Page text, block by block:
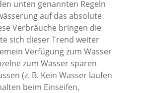
unten genannten Regeln
auf das absolute
Verbräuche bringen die
sich dieser Trend weiter
Verfügung zum Wasser
zum Wasser sparen
(z. B. Kein Wasser laufen
beim Einseifen,